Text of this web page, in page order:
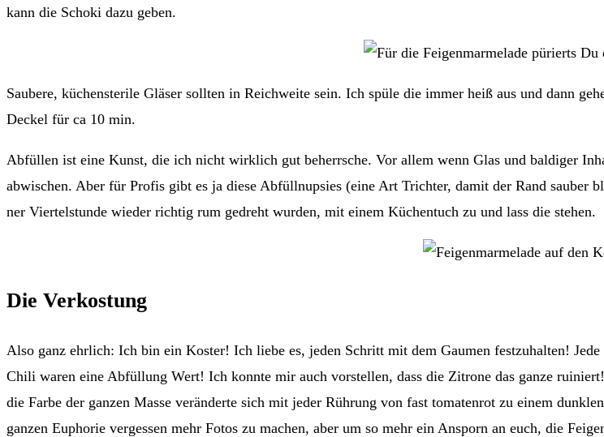
kann die Schoki dazu geben.
Saubere, küchensterile Gläser sollten in Reichweite sein. Ich spüle die immer heiß aus und dann
Deckel für ca 10 min.
Abfüllen ist eine Kunst, die ich nicht wirklich gut beherrsche. Vor allem wenn Glas und baldiger
abwischen. Aber für Profis gibt es ja diese Abfüllnupsies (eine Art Trichter, damit der Rand sauber
ner Viertelstunde wieder richtig rum gedreht wurden, mit einem Küchentuch zu und lass die stehen.
Die Verkostung
Also ganz ehrlich: Ich bin ein Koster! Ich liebe es, jeden Schritt mit dem Gaumen festzuhalten!
Chili waren eine Abfüllung Wert! Ich konnte mir auch vorstellen, dass die Zitrone das ganze
die Farbe der ganzen Masse veränderte sich mit jeder Rührung von fast tomatenrot zu einem
ganzen Euphorie vergessen mehr Fotos zu machen, aber um so mehr ein Ansporn an euch, die